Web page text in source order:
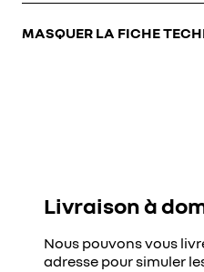
MASQUER LA FICHE
Livraison à
Nous pouvons vous
adresse pour simuler